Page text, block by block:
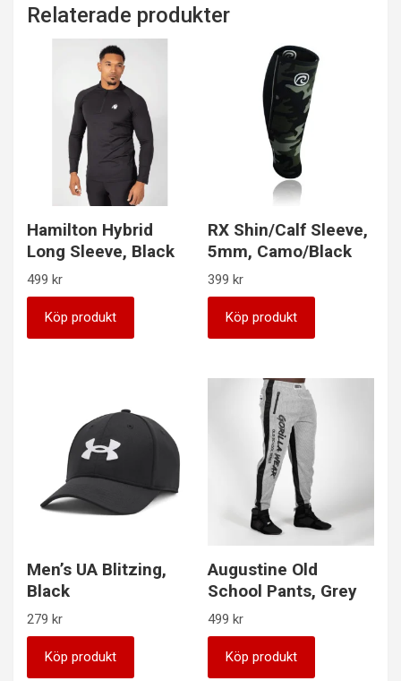
Relaterade produkter
Hamilton Hybrid
Long Sleeve, Black
499 kr
Köp produkt
RX Shin/Calf Sleeve,
5mm, Camo/Black
399 kr
Köp produkt
Men’s UA Blitzing,
Black
279 kr
Köp produkt
Augustine Old
School Pants, Grey
499 kr
Köp produkt